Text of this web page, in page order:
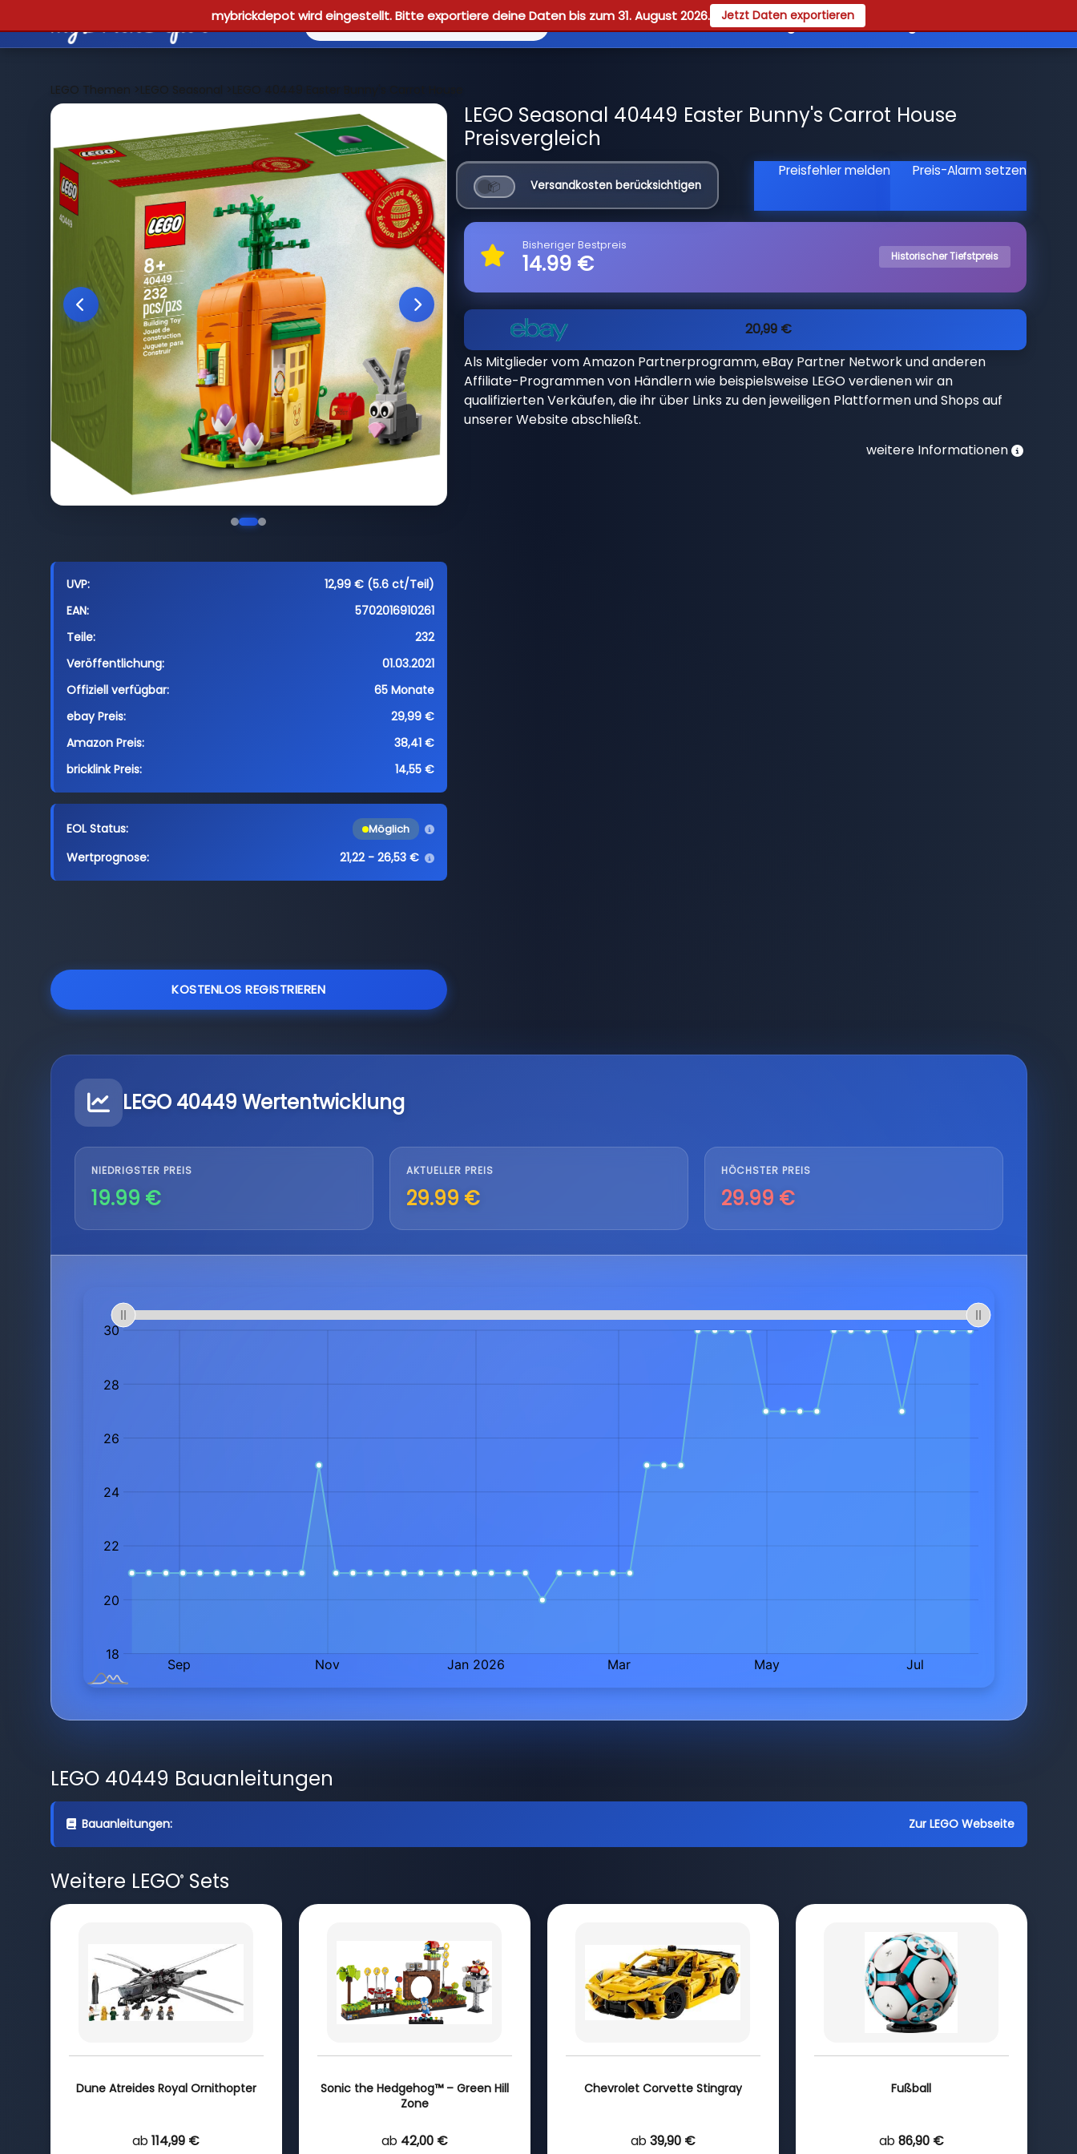
mybrickdepot wird eingestellt. Bitte exportiere deine Daten bis zum 31. August 2026. Jetzt Daten exportieren
Reviews Guides Registrieren
LEGO Themen >LEGO Seasonal >LEGO 40449 Easter Bunny's Carrot House
UVP:
12,99 € (5.6 ct/Teil)
EAN:
5702016910261
Teile:
232
Veröffentlichung:
01.03.2021
Offiziell verfügbar:
65 Monate
ebay Preis:
29,99 €
Amazon Preis:
38,41 €
bricklink Preis:
14,55 €
EOL Status: Möglich
Wertprognose: 21,22 - 26,53 €
KOSTENLOS REGISTRIEREN
LEGO Seasonal 40449 Easter Bunny's Carrot House
Preisvergleich
Versandkosten berücksichtigen
Preisfehler melden Preis-Alarm setzen
Bisheriger Bestpreis
14.99 € Historischer Tiefstpreis
20,99 €
Als Mitglieder vom Amazon Partnerprogramm, eBay Partner Network und anderen
Affiliate-Programmen von Händlern wie beispielsweise LEGO verdienen wir an
qualifizierten Verkäufen, die ihr über Links zu den jeweiligen Plattformen und Shops auf
unserer Website abschließt.
weitere Informationen
LEGO 40449 Wertentwicklung
NIEDRIGSTER PREIS
19.99 €
AKTUELLER PREIS
29.99 €
HÖCHSTER PREIS
29.99 €
LEGO 40449 Bauanleitungen
Bauanleitungen: Zur LEGO Webseite
Weitere LEGO®Sets
Dune Atreides Royal Ornithopter
ab 114,99 €
Sonic the Hedgehog™ – Green Hill
Zone
ab 42,00 €
Chevrolet Corvette Stingray
ab 39,90 €
Fußball
ab 86,90 €